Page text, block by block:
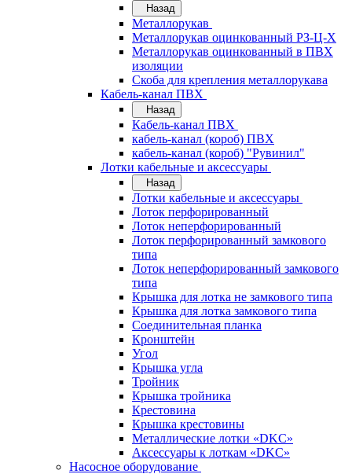
Назад
Металлорукав
Металлорукав оцинкованный РЗ-Ц-Х
Металлорукав оцинкованный в ПВХ
изоляции
Скоба для крепления металлорукава
Кабель-канал ПВХ
Назад
Кабель-канал ПВХ
кабель-канал (короб) ПВХ
кабель-канал (короб) "Рувинил"
Лотки кабельные и аксессуары
Назад
Лотки кабельные и аксессуары
Лоток перфорированный
Лоток неперфорированный
Лоток перфорированный замкового
типа
Лоток неперфорированный замкового
типа
Крышка для лотка не замкового типа
Крышка для лотка замкового типа
Соединительная планка
Кронштейн
Угол
Крышка угла
Тройник
Крышка тройника
Крестовина
Крышка крестовины
Металлические лотки «DKC»
Аксессуары к лоткам «DKC»
Насосное оборудование